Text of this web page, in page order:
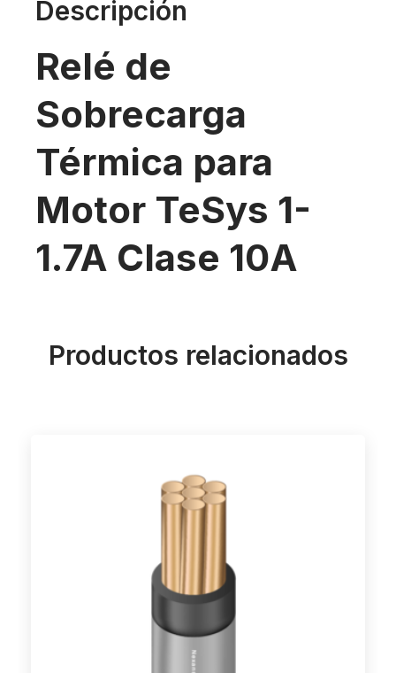
Descripción
Relé de
Sobrecarga
Térmica para
Motor TeSys 1-
1.7A Clase 10A
Productos relacionados